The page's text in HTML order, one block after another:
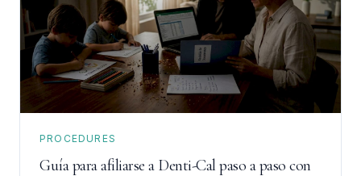
PROCEDURES
Guía para afiliarse a Denti-Cal paso a paso con